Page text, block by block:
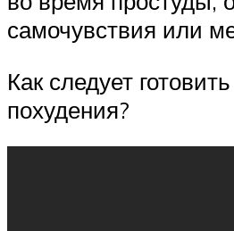
самочувствия или
Как следует
похудения?